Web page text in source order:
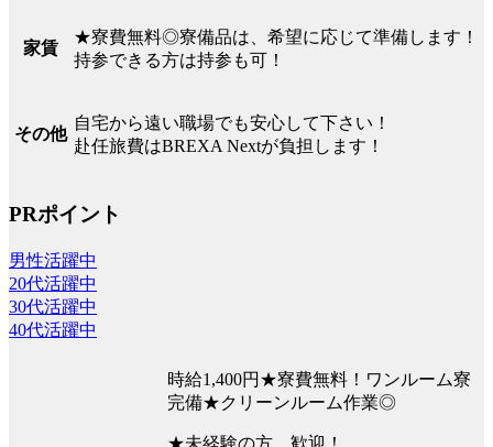
家賃
★寮費無料◎寮備品は、希望に応じて準備します！
持参できる方は持参も可！
その他
自宅から遠い職場でも安心して下さい！
赴任旅費はBREXA Nextが負担します！
PRポイント
男性活躍中
20代活躍中
30代活躍中
40代活躍中
時給1,400円★寮費無料！ワンルーム寮
完備★クリーンルーム作業◎
★未経験の方、歓迎！